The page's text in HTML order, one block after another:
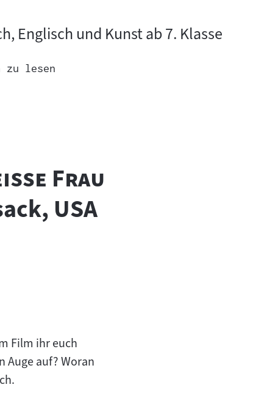
Englisch und Kunst ab 7. Klasse
zu lesen
Frau
USA
Film ihr euch
auf? Woran